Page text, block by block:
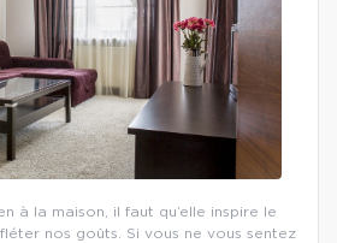
à la maison, il faut qu’elle inspire le
nos goûts. Si vous ne vous sentez